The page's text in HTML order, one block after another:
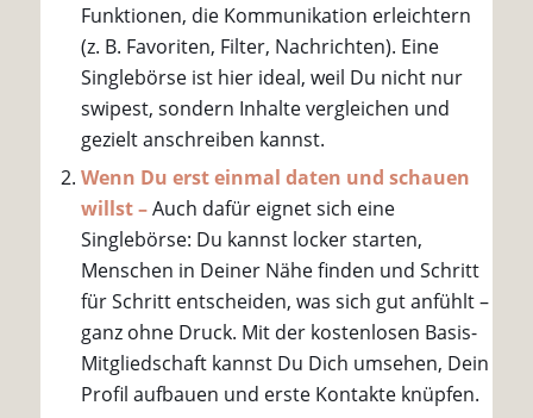
Funktionen, die Kommunikation erleichtern
(z. B. Favoriten, Filter, Nachrichten). Eine
Singlebörse ist hier ideal, weil Du nicht nur
swipest, sondern Inhalte vergleichen und
gezielt anschreiben kannst.
Wenn Du erst einmal daten und schauen
willst –Auch dafür eignet sich eine
Singlebörse: Du kannst locker starten,
Menschen in Deiner Nähe finden und Schritt
für Schritt entscheiden, was sich gut anfühlt –
ganz ohne Druck. Mit der kostenlosen Basis-
Mitgliedschaft kannst Du Dich umsehen, Dein
Profil aufbauen und erste Kontakte knüpfen.